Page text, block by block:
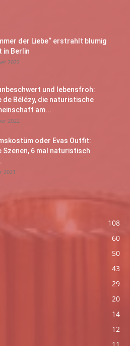
der Liebe“ erstrahlt blumig
in Berlin
2022
und lebensfroh:
de Bélézy, die naturistische
am...
2022
oder Evas Outfit:
Szenen, 6 mal naturistisch
2021
108
60
50
43
29
20
14
12
11